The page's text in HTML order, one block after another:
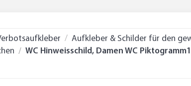
Aufkleber & Schilder für den
WC Hinweisschild, Damen WC